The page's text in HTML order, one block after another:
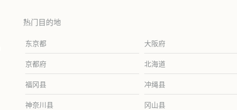
热门目的地
东京都 大阪府
京都府 北海道
福冈县 冲绳县
神奈川县 冈山县